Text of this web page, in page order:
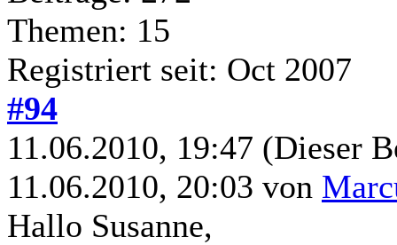
Themen: 15
Registriert seit: Oct 2007
#94
11.06.2010, 19:47 (Dieser
11.06.2010, 20:03 von
Hallo Susanne,